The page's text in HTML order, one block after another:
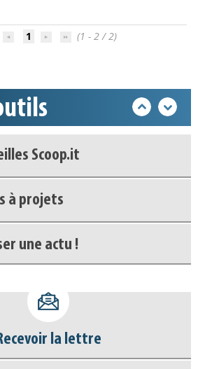
1 (1 - 2 / 2)
Scoop.it
à projets
une actu !
documentaire
la lettre